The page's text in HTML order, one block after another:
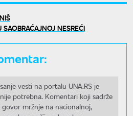
NESREĆI
vesti na portalu UNA.RS je
potrebna. Komentari koji sadrže
mržnje na nacionalnoj,